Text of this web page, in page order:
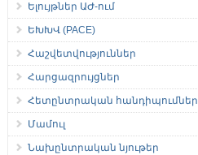
Ելույթներ ԱԺ-ում
ԵԽԽՎ (PACE)
Հաշվետվություններ
Հարցազրույցներ
Հետընտրական հանդիպումներ
Մամուլ
Նախընտրական նյութեր